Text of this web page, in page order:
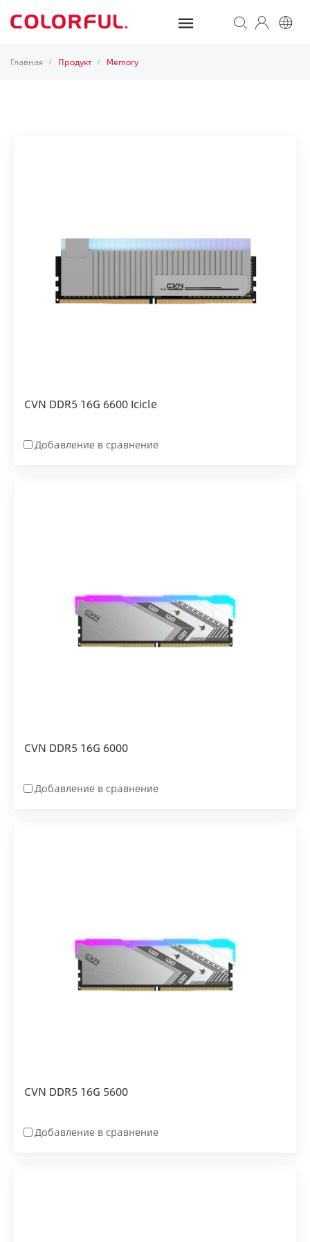
Главная / Продукт / Memory
CVN DDR5 16G 6600 Icicle
Добавление в сравнение
CVN DDR5 16G 6000
Добавление в сравнение
CVN DDR5 16G 5600
Добавление в сравнение